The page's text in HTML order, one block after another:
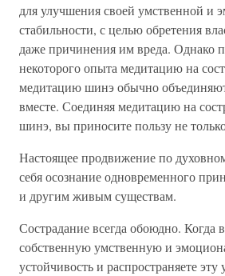
для улучшения своей умственной и
стабильности, с целью обретения
даже причинения им вреда. Однако
некоторого опыта медитацию на
медитацию шинэ обычно
вместе. Соединяя медитацию на
шинэ, вы приносите пользу не
Настоящее продвижение по
себя осознание одновременного
и другим живым существам.
Сострадание всегда обоюдно. Когда
собственную умственную и
устойчивость и распространяете эту